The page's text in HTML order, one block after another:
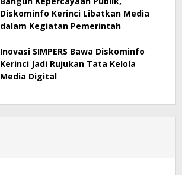
Diskominfo Kerinci Libatkan Media
dalam Kegiatan Pemerintah
Inovasi SIMPERS Bawa Diskominfo
Kerinci Jadi Rujukan Tata Kelola
Media Digital